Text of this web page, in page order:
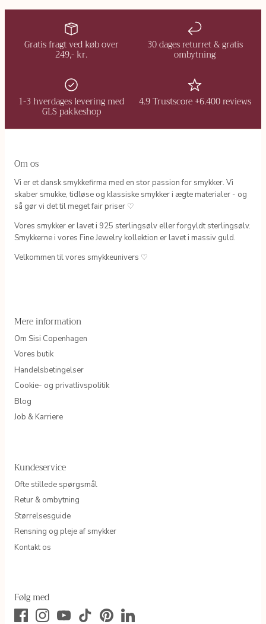
Gratis fragt ved køb over
249,- kr.
30 dages returret & gratis
ombytning
1-3 hverdages levering med
GLS pakkeshop
4.9 Trustscore +6.400 reviews
Om os
Vi er et dansk smykkefirma med en stor passion for smykker. Vi
skaber smukke, tidløse og klassiske smykker i ægte materialer - og
så gør vi det til meget fair priser ♡
Vores smykker er lavet i 925 sterlingsølv eller forgyldt sterlingsølv.
Smykkerne i vores Fine Jewelry kollektion er lavet i massiv guld.
Velkommen til vores smykkeunivers ♡
Mere information
Om Sisi Copenhagen
Vores butik
Handelsbetingelser
Cookie- og privatlivspolitik
Blog
Job & Karriere
Kundeservice
Ofte stillede spørgsmål
Retur & ombytning
Størrelsesguide
Rensning og pleje af smykker
Kontakt os
Følg med